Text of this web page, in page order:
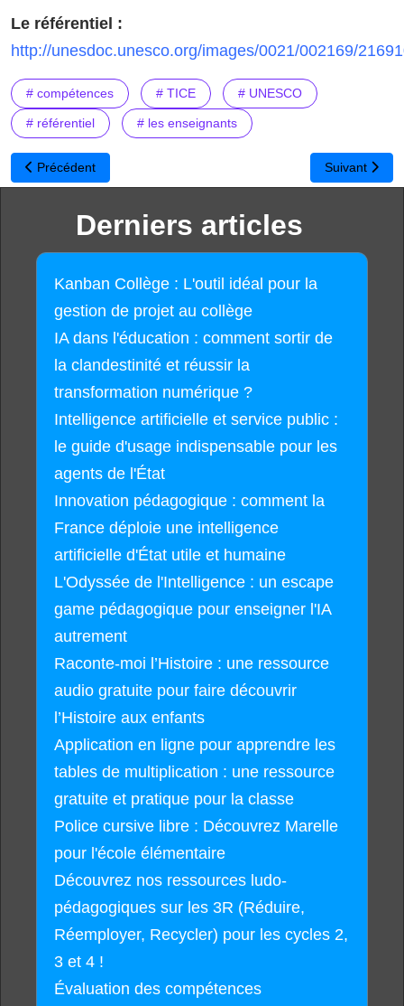
Le référentiel :
http://unesdoc.unesco.org/images/0021/002169/
# compétences # TICE # UNESCO
# référentiel # les enseignants
Article précédent : Faire entrer l'école dans l'ère du numérique
Précédent Article
Suivant
Derniers articles
Kanban Collège : L'outil idéal pour la
gestion de projet au collège
IA dans l'éducation : comment sortir de
la clandestinité et réussir la
transformation numérique ?
Intelligence artificielle et service public :
le guide d'usage indispensable pour les
agents de l'État
Innovation pédagogique : comment la
France déploie une intelligence
artificielle d'État utile et humaine
L'Odyssée de l'Intelligence : un escape
game pédagogique pour enseigner l'IA
autrement
Raconte-moi l’Histoire : une ressource
audio gratuite pour faire découvrir
l’Histoire aux enfants
Application en ligne pour apprendre les
tables de multiplication : une ressource
gratuite et pratique pour la classe
Police cursive libre : Découvrez Marelle
pour l'école élémentaire
Découvrez nos ressources ludo-
pédagogiques sur les 3R (Réduire,
Réemployer, Recycler) pour les cycles 2,
3 et 4 !
Évaluation des compétences